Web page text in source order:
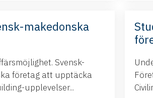
makedonska
Svensk-
företag att upptäcka
upplevelser...